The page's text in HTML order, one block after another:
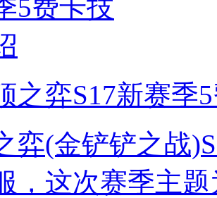
之弈S17新赛季
弈(金铲铲之战
，这次赛季主